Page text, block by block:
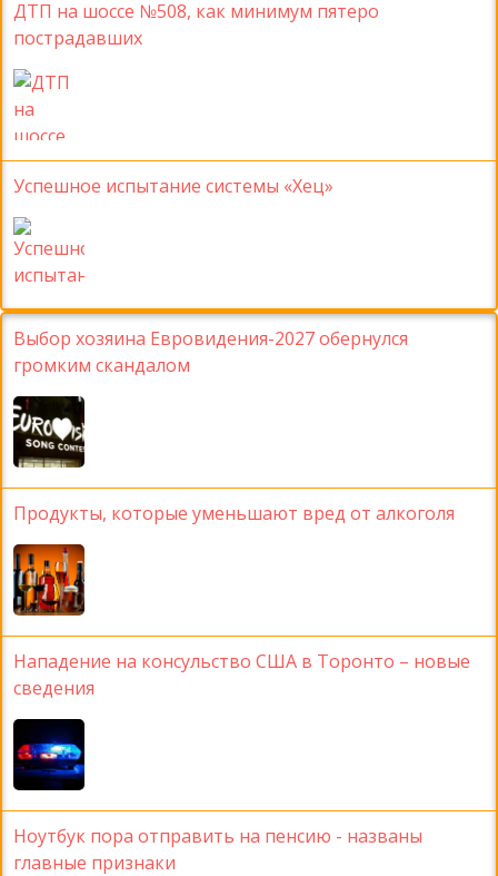
ДТП на шоссе №508, как минимум пятеро
пострадавших
Успешное испытание системы «Хец»
Выбор хозяина Евровидения-2027 обернулся
громким скандалом
Продукты, которые уменьшают вред от алкоголя
Нападение на консульство США в Торонто – новые
сведения
Ноутбук пора отправить на пенсию - названы
главные признаки